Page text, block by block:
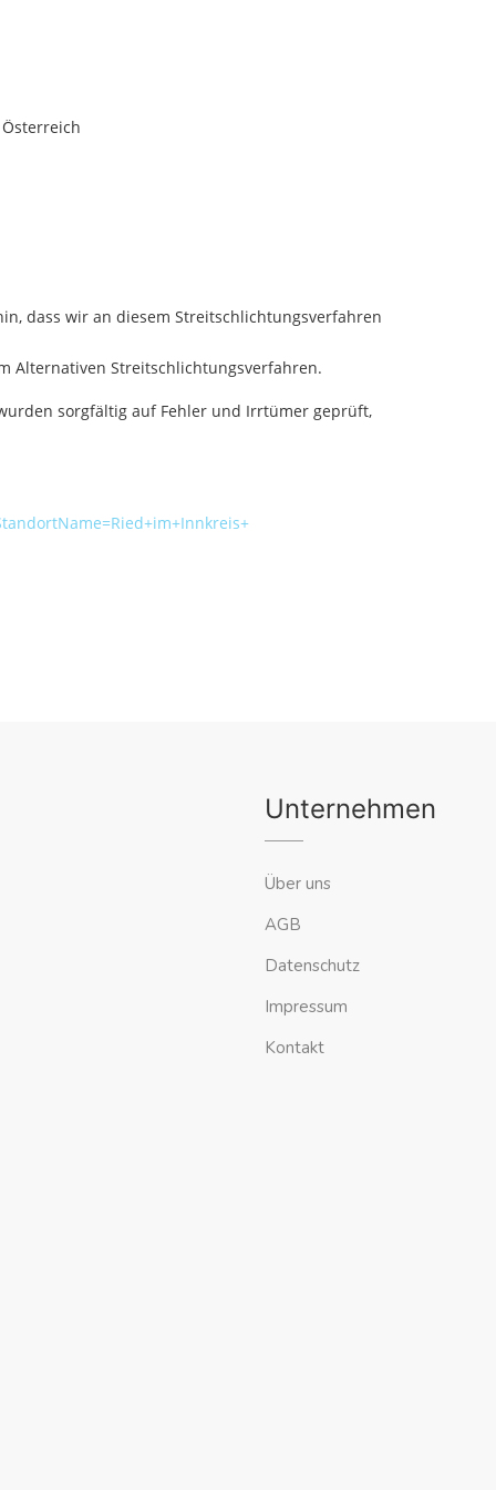
dass wir an diesem Streitschlichtungsverfahren
Alternativen Streitschlichtungsverfahren.
sorgfältig auf Fehler und Irrtümer geprüft,
Unternehmen
Über uns
AGB
Datenschutz
Impressum
Kontakt